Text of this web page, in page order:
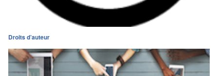
Droits d’auteur